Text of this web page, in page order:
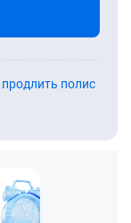
продлить полис